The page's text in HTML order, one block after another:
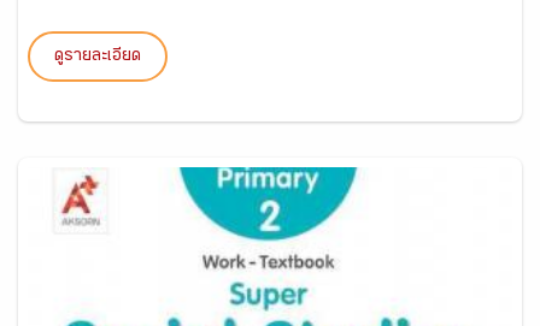
ดูรายละเอียด